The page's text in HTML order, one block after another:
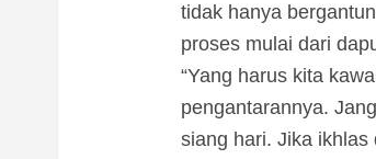
tidak hanya
proses mulai dari
“Yang harus kita
pengantarannya.
siang hari. Jika ikhlas